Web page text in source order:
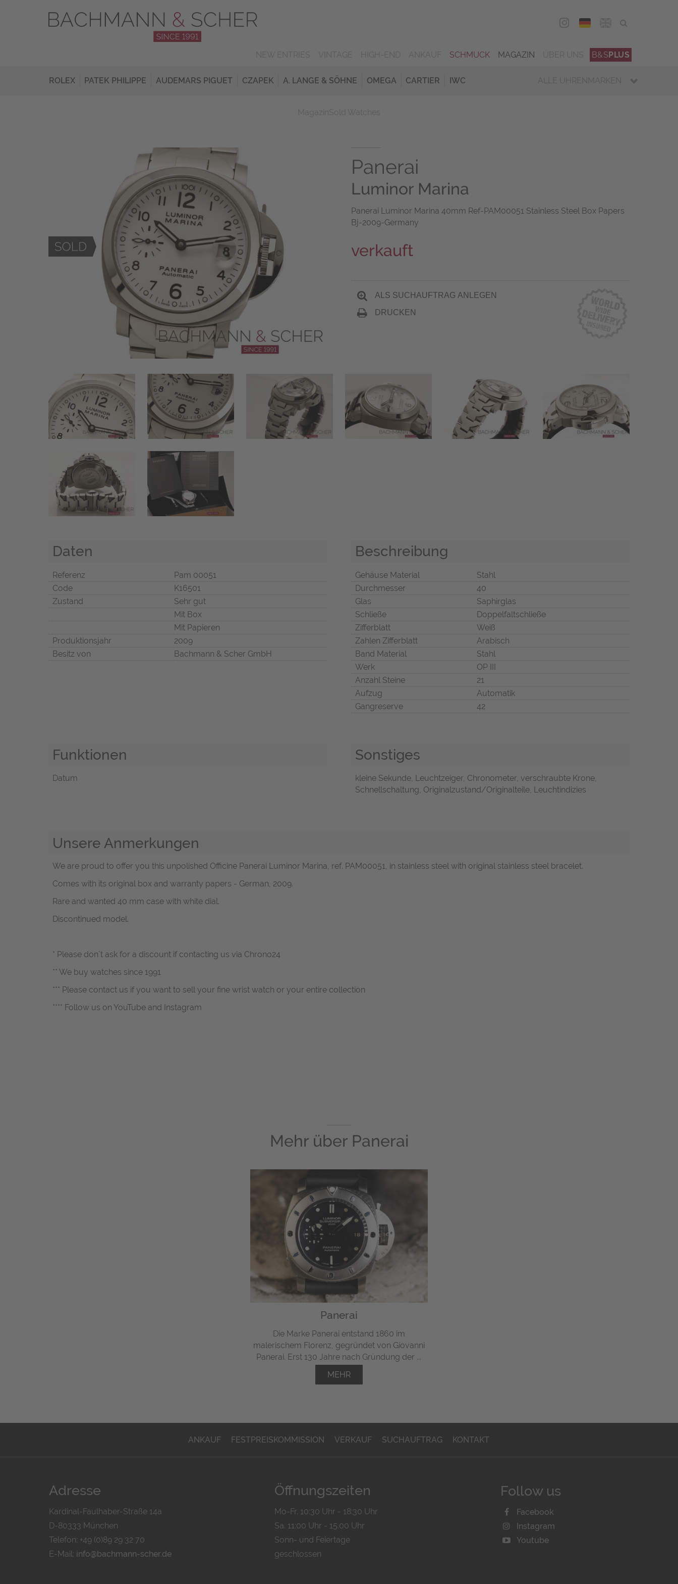
DEU
SCHMUCK MAGAZIN B&SPLUS
ROLEX PATEK PHILIPPE AUDEMARS PIGUET CZAPEK A. LANGE & SÖHNE OMEGA CARTIER IWC ALLE UHRENMARKEN
Panerai
Luminor Marina
Panerai Luminor Marina 40mm Ref-PAM00051 Stainless Steel Box Papers
Bj-2009-Germany
verkauft
ALS SUCHAUFTRAG ANLEGEN
DRUCKEN
Daten
Referenz
Pam 00051
Code
K16501
Zustand
Sehr gut
Mit Box
Mit Papieren
Produktionsjahr
2009
Besitz von
Bachmann & Scher GmbH
Beschreibung
Gehäuse Material
Stahl
Durchmesser
40
Glas
Saphirglas
Schließe
Doppelfaltschließe
Zifferblatt
Weiß
Zahlen Zifferblatt
Arabisch
Band Material
Stahl
Werk
OP III
Anzahl Steine
21
Aufzug
Automatik
Gangreserve
42
Funktionen
Datum
Sonstiges
kleine Sekunde, Leuchtzeiger, Chronometer, verschraubte Krone,
Schnellschaltung, Originalzustand/Originalteile, Leuchtindizies
Unsere Anmerkungen
We are proud to offer you this unpolished Officine Panerai Luminor Marina, ref. PAM00051, in stainless steel with original stainless steel bracelet.
Comes with its original box and warranty papers - German, 2009.
Rare and wanted 40 mm case with white dial.
Discontinued model.
* Please don`t ask for a discount if contacting us via Chrono24
** We buy watches since 1991
*** Please contact us if you want to sell your fine wrist watch or your entire collection
**** Follow us on YouTube and Instagram
Mehr über Panerai
Panerai
Die Marke Panerai entstand 1860 im
malerischem Florenz, gegründet von Giovanni
Panerai. Erst 130 Jahre nach Gründung der ...
MEHR
ANKAUF FESTPREISKOMMISSION VERKAUF SUCHAUFTRAG KONTAKT
Adresse
Kardinal-Faulhaber-Straße 14a
D-80333 München
Telefon: +49 (0)89 29 32 70
E-Mail: info@bachmann-scher.de
Öffnungszeiten
Mo-Fr. 10:30 Uhr - 18:30 Uhr
Sa. 11:00 Uhr - 15.00 Uhr
Sonn- und Feiertage
geschlossen
Follow us
Facebook
Instagram
Youtube